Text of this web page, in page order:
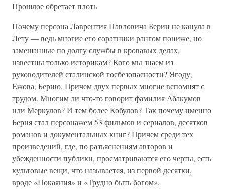
Прошлое обретает плоть
Почему персона Лаврентия Павловича Берии не канула в
Лету — ведь многие его соратники рангом пониже, но
замешанные по долгу службы в кровавых делах,
известны только историкам? Кого мы знаем из
руководителей сталинской госбезопасности? Ягоду,
Ежова, Берию. Причем двух первых многие вспомнят с
трудом. Многим ли что-то говорит фамилия Абакумов
или Меркулов? И тем более Кобулов? Так почему именно
Берия стал персонажем 53 фильмов и сериалов, десятков
романов и документальных книг? Причем среди тех
произведений, где, по разъяснениям авторов и
убежденности публики, просматриваются его черты, есть
культовые вещи, что называется, из первой десятки,
вроде «Покаяния» и «Трудно быть богом».